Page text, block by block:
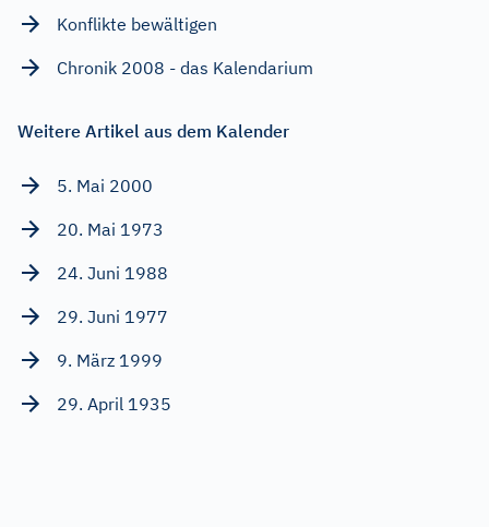
Konflikte bewältigen
Chronik 2008 - das Kalendarium
Weitere Artikel aus dem Kalender
5. Mai 2000
20. Mai 1973
24. Juni 1988
29. Juni 1977
9. März 1999
29. April 1935